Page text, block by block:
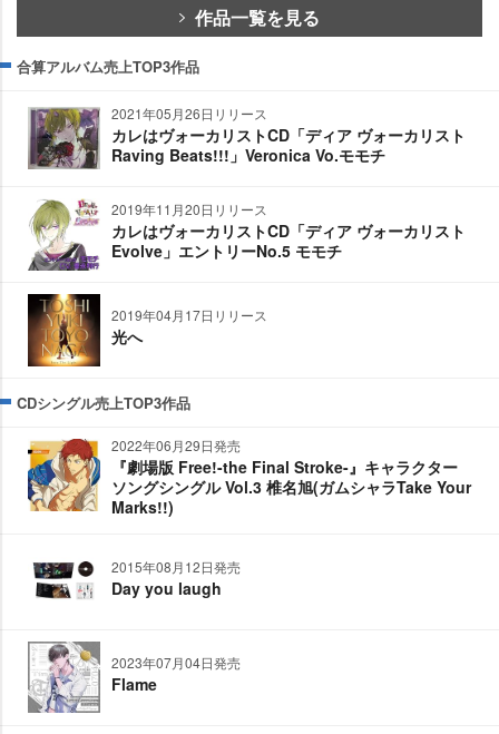
作品一覧を見る
合算アルバム売上TOP3作品
2021年05月26日リリース
カレはヴォーカリストCD「ディア ヴォーカリスト
Raving Beats!!!」Veronica Vo.モモチ
2019年11月20日リリース
カレはヴォーカリストCD「ディア ヴォーカリスト
Evolve」エントリーNo.5 モモチ
2019年04月17日リリース
光へ
CDシングル売上TOP3作品
2022年06月29日発売
『劇場版 Free!-the Final Stroke-』キャラクター
ソングシングル Vol.3 椎名旭(ガムシャラTake Your
Marks!!)
2015年08月12日発売
Day you laugh
2023年07月04日発売
Flame